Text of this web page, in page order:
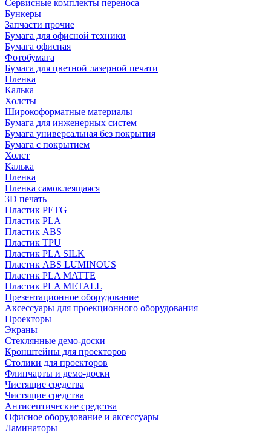
Сервисные комплекты переноса
Бункеры
Запчасти прочие
Бумага для офисной техники
Бумага офисная
Фотобумага
Бумага для цветной лазерной печати
Пленка
Калька
Холсты
Широкоформатные материалы
Бумага для инженерных систем
Бумага универсальная без покрытия
Бумага с покрытием
Холст
Калька
Пленка
Пленка самоклеящаяся
3D печать
Пластик PETG
Пластик PLA
Пластик ABS
Пластик TPU
Пластик PLA SILK
Пластик ABS LUMINOUS
Пластик PLA MATTE
Пластик PLA METALL
Презентационное оборудование
Аксессуары для проекционного оборудования
Проекторы
Экраны
Стеклянные демо-доски
Кронштейны для проекторов
Столики для проекторов
Флипчарты и демо-доски
Чистящие средства
Чистящие средства
Антисептические средства
Офисное оборудование и аксессуары
Ламинаторы